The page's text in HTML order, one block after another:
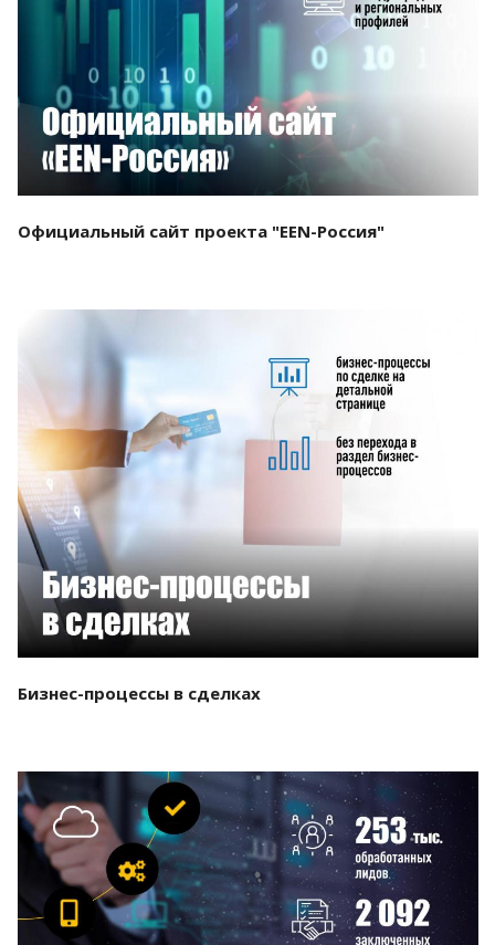
Смотреть проект
Официальный сайт проекта "EEN-Россия"
Бизнес-процессы в сделках